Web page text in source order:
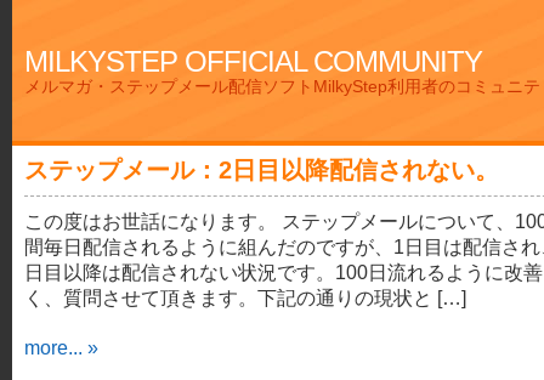
MILKYSTEP OFFICIAL COMMUNITY
メルマガ・ステップメール配信ソフトMilkyStep利用者のコミュニ
ステップメール：2日目以降配信されない。
この度はお世話になります。 ステップメールについて、
間毎日配信されるように組んだのですが、1日目は配信さ
日目以降は配信されない状況です。100日流れるように改
く、質問させて頂きます。下記の通りの現状と […]
more... »